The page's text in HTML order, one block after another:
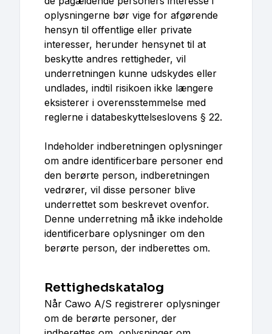
oplysningerne bør vige for afgørende
hensyn til offentlige eller private
interesser, herunder hensynet til at
beskytte andres rettigheder, vil
underretningen kunne udskydes eller
undlades, indtil risikoen ikke længere
eksisterer i overensstemmelse med
reglerne i databeskyttelseslovens § 22.
Indeholder indberetningen oplysninger
om andre identificerbare personer end
den berørte person, indberetningen
vedrører, vil disse personer blive
underrettet som beskrevet ovenfor.
Denne underretning må ikke indeholde
identificerbare oplysninger om den
berørte person, der indberettes om.
Rettighedskatalog
Når Cawo A/S registrerer oplysninger
om de berørte personer, der